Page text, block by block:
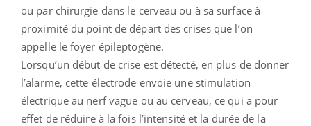
ou par chirurgie dans le cerveau ou à sa surface à
proximité du point de départ des crises que l’on
appelle le foyer épileptogène.
Lorsqu’un début de crise est détecté, en plus de donner
l’alarme, cette électrode envoie une stimulation
électrique au nerf vague ou au cerveau, ce qui a pour
effet de réduire à la fois l’intensité et la durée de la